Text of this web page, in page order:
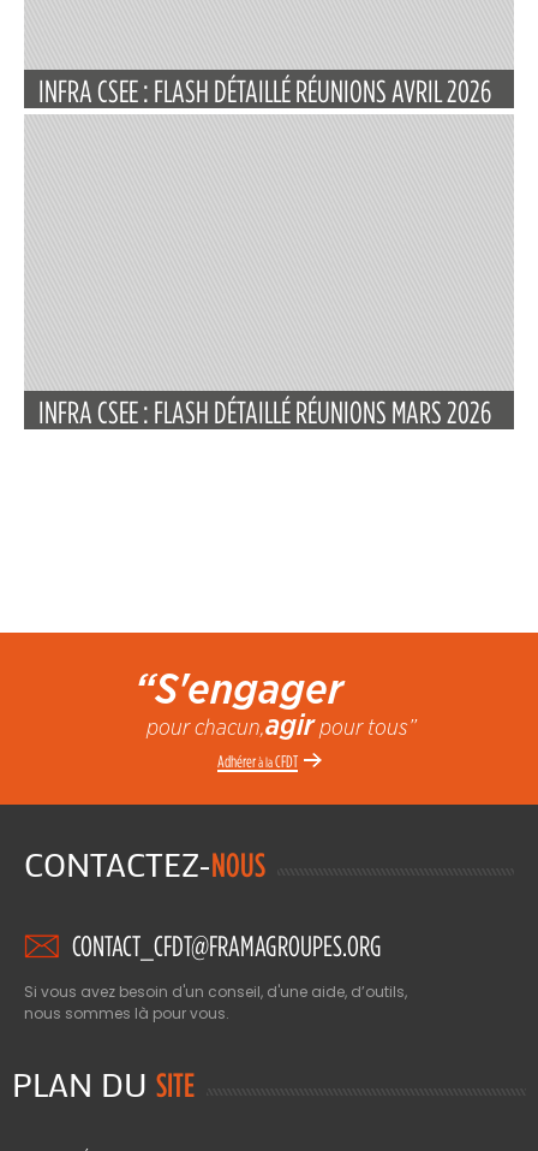
INFRA CSEE : FLASH DÉTAILLÉ RÉUNIONS AVRIL 2026
INFRA CSEE : FLASH DÉTAILLÉ RÉUNIONS MARS 2026
“S'engager
pour chacun,agirpour tous”
Adhérerà laCFDT
CONTACTEZ-NOUS
CONTACT_CFDT@FRAMAGROUPES.ORG
Si vous avez besoin d'un conseil, d'une aide, d’outils,
nous sommes là pour vous.
PLAN DU SITE